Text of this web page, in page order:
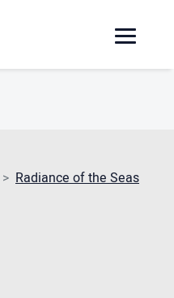
Radiance of the Seas